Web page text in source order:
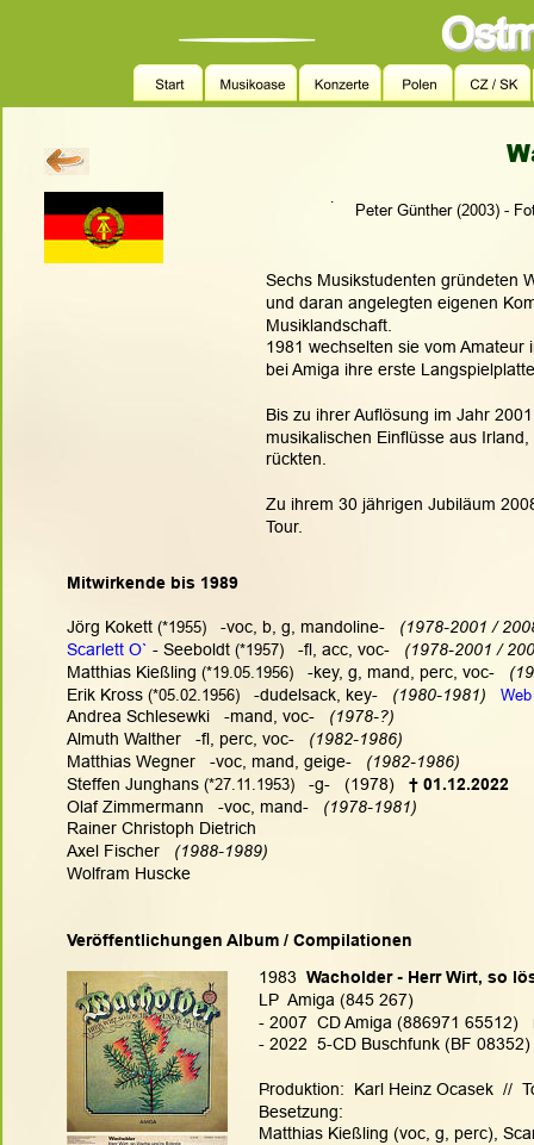
Peter Günther (2003) -
.
Sechs Musikstudenten gründeten
und daran angelegten eigenen
Musiklandschaft.
1981 wechselten sie vom
bei Amiga ihre erste
Bis zu ihrer Auflösung im Jahr
musikalischen Einflüsse aus
rückten.
Zu ihrem 30 jährigen Jubiläum
Tour.
.
Mitwirkende bis 1989
Jörg Kokett (*1955)
   -voc, b, g, mandoline-
(1978-2001 /
Scarlett O` - Seeboldt (*1957)
   -fl, acc, voc-
(1978-2001 /
Matthias Kießling (*19.05.1956)
   -key, g, mand, perc, voc-
Erik Kross (*05.02.1956)
  -dudelsack, key-
(1980-1981) Web
Andrea Schlesewki   -mand, voc- (1978-?)
Almuth Walther   -fl, perc, voc-
(1982-1986)
Matthias Wegner   -voc, mand, geige- (1982-1986)
Steffen Junghans (*27.11.1953)
   -g-   (1978)
† 01.12.2022
Olaf Zimmermann   -voc, mand- (1978-1981)
Rainer Christoph Dietrich
Axel Fischer
  (1988-1989)
Wolfram Huscke
Veröffentlichungen Album / Compilationen
1983
Wacholder - Herr Wirt, so
LP  Amiga (845 267)
- 2007  CD Amiga (886971 65512)
- 2022  5-CD Buschfunk (BF
Produktion:  Karl Heinz Ocasek  //
Besetzung:
Matthias Kießling (voc, g, perc),